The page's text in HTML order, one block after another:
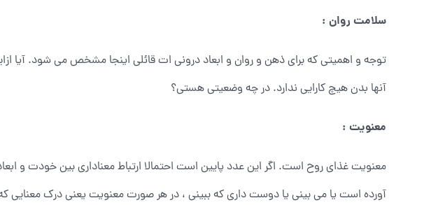
سلامت روان :
توجه و اهمیتی که برای ذهن و روان و ابعاد درونی ات قائلی اینجا مشخص می شود. آیا
آنها بدن هیچ کارایی ندارد. در چه وضعیتی هستی؟
معنویت :
معنویت غذای روح است. اگر این عدد پایین است احتمالا ارتباط معناداری بین خودت و
آورده است یا می بینی یا دوست داری که ببینی ، در هر صورت معنویت یعنی درک معنایی